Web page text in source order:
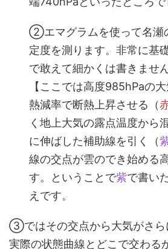
②エマグラムを使って名瀬
定度を測ります。非常に基
で敢えて細かくは書きませ
【ここでは高度985hPaの
熱減率で断熱上昇させる（
く地上大気の露点温度から
に伸ばした補助線を引く（
線の交点が雲のでき始める
す。ということで紫で書い
えです。
③ではその交点から大気がさら
実際の状態曲線とどこで交わる